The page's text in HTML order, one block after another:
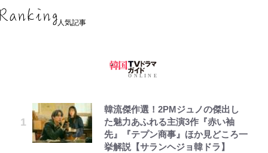
人気記事
韓流傑作選！2PMジュノの傑出し
た魅力あふれる主演3作『赤い袖
先』『テプン商事』ほか見どころ一
挙解説【サランヘジョ韓ドラ】